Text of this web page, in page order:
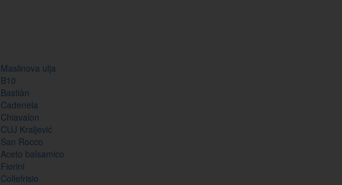
Maslinova ulja
B10
Bastiàn
Cadenela
Chiavalon
CUJ Kraljević
San Rocco
Aceto balsamico
Fiorini
Collefrisio